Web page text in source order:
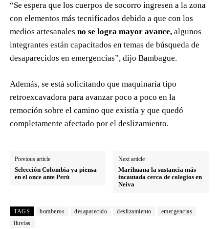
“Se espera que los cuerpos de socorro ingresen a la zona
con elementos más tecnificados debido a que con los
medios artesanales no se logra mayor avance, algunos
integrantes están capacitados en temas de búsqueda de
desaparecidos en emergencias”, dijo Bambague.
Además, se está solicitando que maquinaria tipo
retroexcavadora para avanzar poco a poco en la
remoción sobre el camino que existía y que quedó
completamente afectado por el deslizamiento.
Previous article
Selección Colombia ya piensa
en el once ante Perú
Next article
Marihuana la sustancia más
incautada cerca de colegios en
Neiva
TAGS bomberos desaparecido deslizamiento
emergencias
lluvias